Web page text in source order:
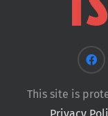
This site is